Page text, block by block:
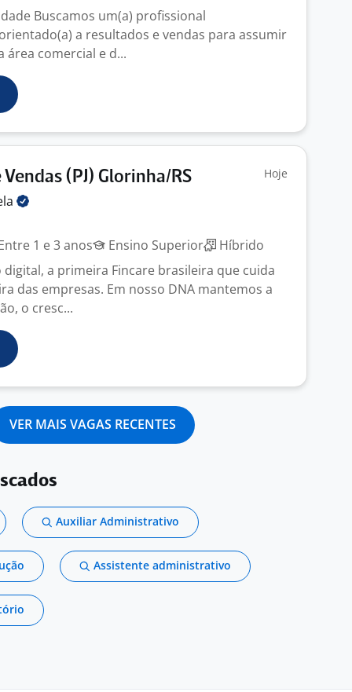
Buscamos um(a) profissional
a resultados e vendas para assumir
área comercial e d...
(PJ) Glorinha/RS Hoje
1 e 3 anos Ensino Superior
Híbrido
a primeira Fincare brasileira que cuida
das empresas. Em nosso DNA mantemos a
o cresc...
VER MAIS VAGAS RECENTES
Auxiliar Administrativo
Assistente administrativo